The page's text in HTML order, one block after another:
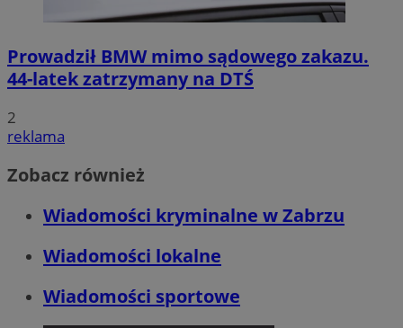
Prowadził BMW mimo sądowego zakazu.
44-latek zatrzymany na DTŚ
2
reklama
Zobacz również
Wiadomości kryminalne w Zabrzu
Wiadomości lokalne
Wiadomości sportowe